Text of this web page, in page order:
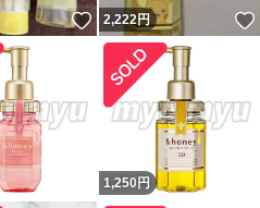
いいね！
2,222円
1,250 円